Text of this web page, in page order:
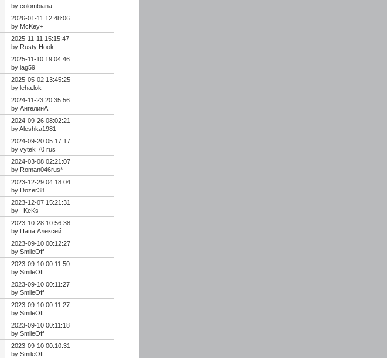
by colombiana
2026-01-11 12:48:06
by McKey+
2025-11-11 15:15:47
by Rusty Hook
2025-11-10 19:04:46
by iag59
2025-05-02 13:45:25
by leha.lok
2024-11-23 20:35:56
by АнгелинА
2024-09-26 08:02:21
by Aleshka1981
2024-09-20 05:17:17
by vytek 70 rus
2024-03-08 02:21:07
by Roman046rus*
2023-12-29 04:18:04
by Dozer38
2023-12-07 15:21:31
by _KeKs_
2023-10-28 10:56:38
by Папа Алексей
2023-09-10 00:12:27
by SmileOff
2023-09-10 00:11:50
by SmileOff
2023-09-10 00:11:27
by SmileOff
2023-09-10 00:11:27
by SmileOff
2023-09-10 00:11:18
by SmileOff
2023-09-10 00:10:31
by SmileOff